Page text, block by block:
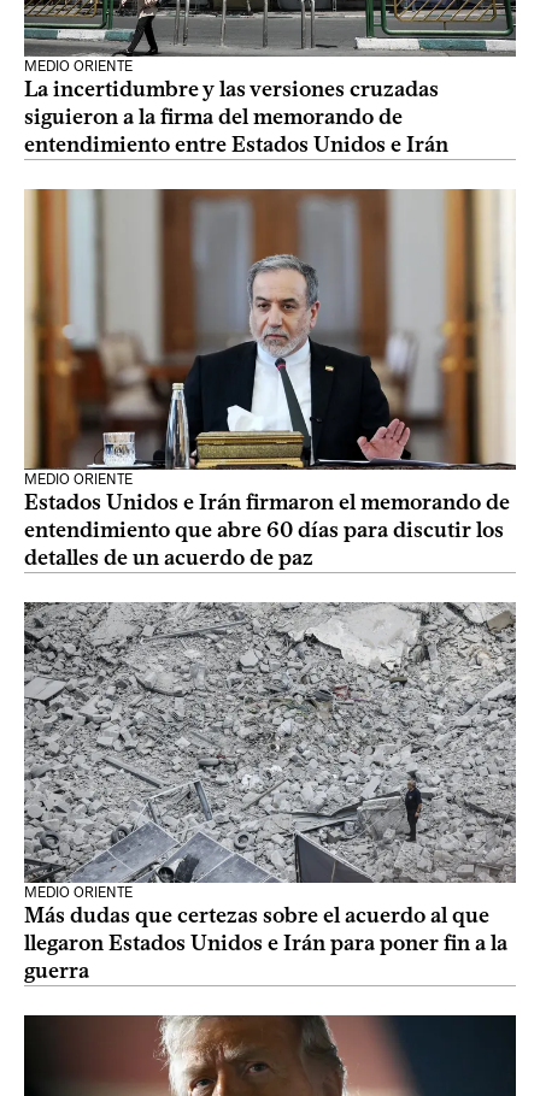
MEDIO ORIENTE
La incertidumbre y las versiones cruzadas
siguieron a la firma del memorando de
entendimiento entre Estados Unidos e Irán
MEDIO ORIENTE
Estados Unidos e Irán firmaron el memorando de
entendimiento que abre 60 días para discutir los
detalles de un acuerdo de paz
MEDIO ORIENTE
Más dudas que certezas sobre el acuerdo al que
llegaron Estados Unidos e Irán para poner fin a la
guerra